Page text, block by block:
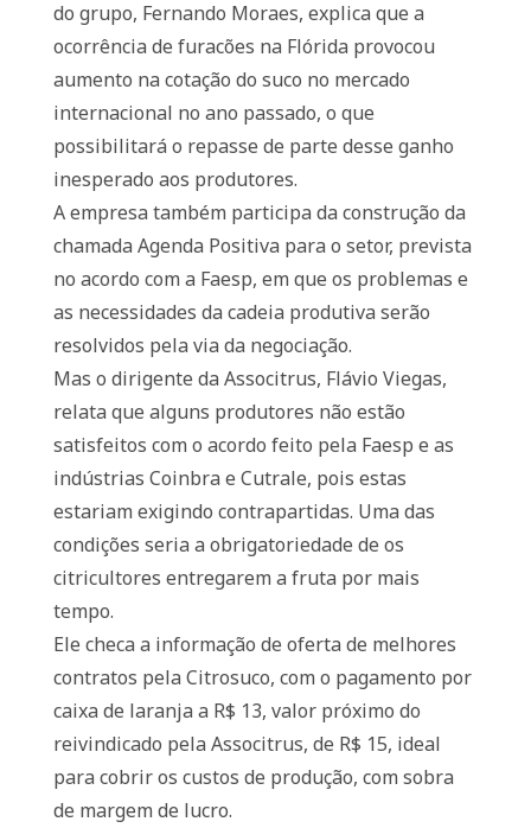
do grupo, Fernando Moraes, explica que a
ocorrência de furacões na Flórida provocou
aumento na cotação do suco no mercado
internacional no ano passado, o que
possibilitará o repasse de parte desse ganho
inesperado aos produtores.
A empresa também participa da construção da
chamada Agenda Positiva para o setor, prevista
no acordo com a Faesp, em que os problemas e
as necessidades da cadeia produtiva serão
resolvidos pela via da negociação.
Mas o dirigente da Associtrus, Flávio Viegas,
relata que alguns produtores não estão
satisfeitos com o acordo feito pela Faesp e as
indústrias Coinbra e Cutrale, pois estas
estariam exigindo contrapartidas. Uma das
condições seria a obrigatoriedade de os
citricultores entregarem a fruta por mais
tempo.
Ele checa a informação de oferta de melhores
contratos pela Citrosuco, com o pagamento por
caixa de laranja a R$ 13, valor próximo do
reivindicado pela Associtrus, de R$ 15, ideal
para cobrir os custos de produção, com sobra
de margem de lucro.